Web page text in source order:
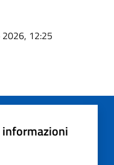
2026, 12:25
informazioni